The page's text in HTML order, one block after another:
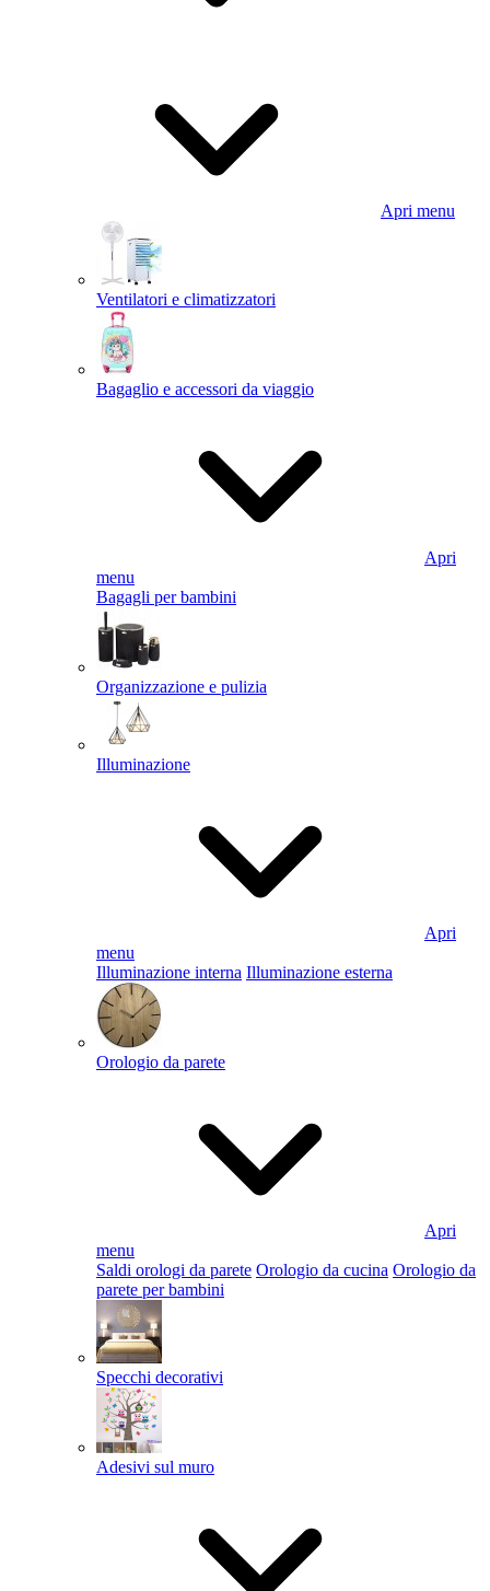
Apri menu
Ventilatori e climatizzatori
Bagaglio e accessori da viaggio
Apri
menu
Bagagli per bambini
Organizzazione e pulizia
Illuminazione
Apri
menu
Illuminazione interna Illuminazione esterna
Orologio da parete
Apri
menu
Saldi orologi da parete Orologio da cucina Orologio da
parete per bambini
Specchi decorativi
Adesivi sul muro